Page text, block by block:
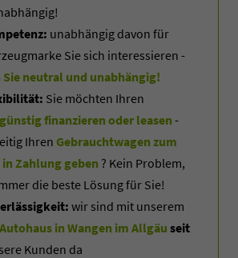
unabhängig davon für
Sie sich interessieren -
neutral und unabhängig!
Sie möchten Ihren
finanzieren oder leasen -
Ihren Gebrauchtwagen zum
Zahlung geben ? Kein Problem,
die beste Lösung für Sie!
wir sind mit unserem
in Wangen im Allgäu seit
Kunden da